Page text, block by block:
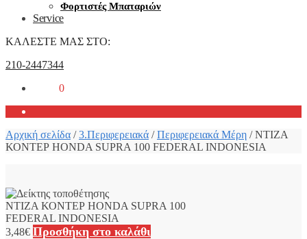
Φορτιστές Μπαταριών
Service
ΚΑΛΕΣΤΕ ΜΑΣ ΣΤΟ:
210-2447344
0
Αρχική σελίδα /3.Περιφερειακά /Περιφερειακά Μέρη /ΝΤΙΖΑ
ΚΟΝΤΕΡ HONDA SUPRA 100 FEDERAL INDONESIA
ΝΤΙΖΑ ΚΟΝΤΕΡ HONDA SUPRA 100
FEDERAL INDONESIA
3,48€ Προσθήκη στο καλάθι